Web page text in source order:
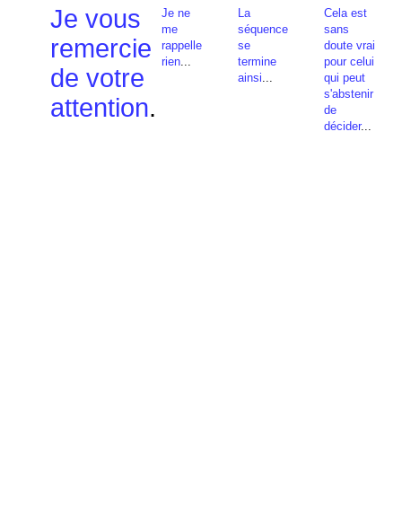
Je vous
remercie
de votre
attention.
Je ne
me
rappelle
rien...
La
séquence
se
termine
ainsi...
Cela est
sans
doute vrai
pour celui
qui peut
s'abstenir
de
décider...